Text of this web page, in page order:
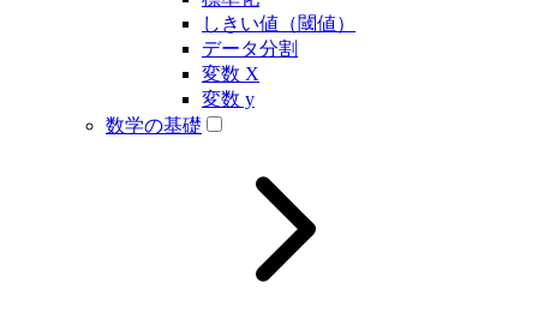
しきい値（閾値）
データ分割
変数 X
変数 y
数学の基礎